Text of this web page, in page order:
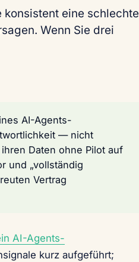
konsistent eine schlechte
Wenn Sie drei
AI-Agents-
— nicht
Daten ohne Pilot auf
und „vollständig
Vertrag
AI-Agents-
kurz aufgeführt;